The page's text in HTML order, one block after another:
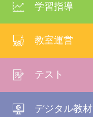
学習指導
教室運営
テスト
デジタル教材